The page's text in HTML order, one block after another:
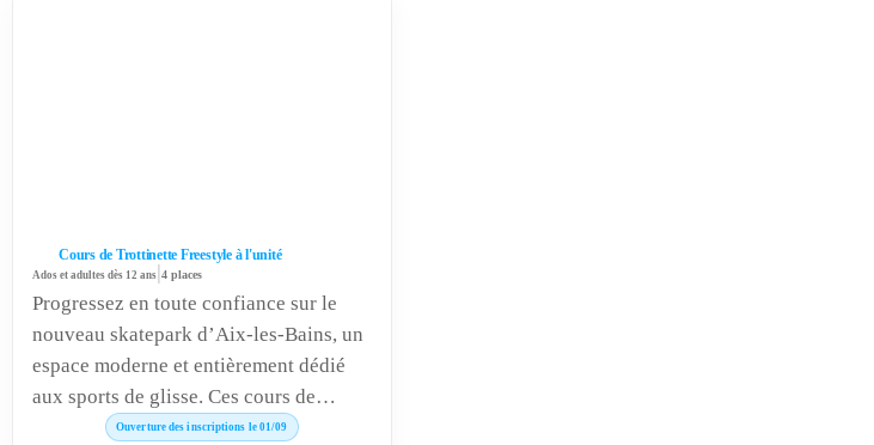
Cours de Trottinette Freestyle à l'unité
Ados et adultes dès 12 ans|4 places
Progressez en toute confiance sur le
nouveau skatepark d’Aix-les-Bains, un
espace moderne et entièrement dédié
aux sports de glisse. Ces cours de
trottinette freestyle à l’unité, pour ados
Ouverture des inscriptions le 01/09